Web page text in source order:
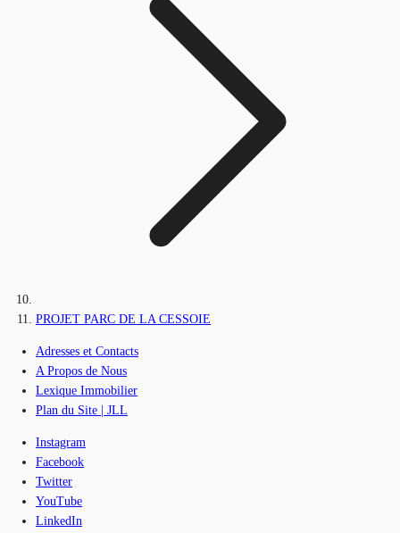
PROJET PARC DE LA CESSOIE
Adresses et Contacts
A Propos de Nous
Lexique Immobilier
Plan du Site | JLL
Instagram
Facebook
Twitter
YouTube
LinkedIn